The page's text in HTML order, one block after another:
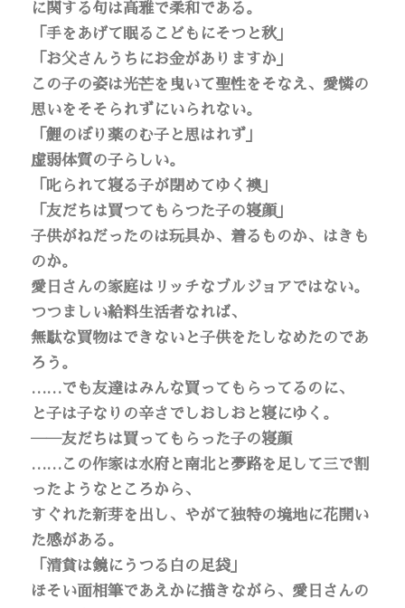
に関する句は高雅で柔和である。
「手をあげて眠るこどもにそつと秋」
「お父さんうちにお金がありますか」
この子の姿は光芒を曳いて聖性をそなえ、愛憐の
思いをそそられずにいられない。
「鯉のぼり薬のむ子と思はれず」
虚弱体質の子らしい。
「叱られて寝る子が閉めてゆく襖」
「友だちは買つてもらつた子の寝顔」
子供がねだったのは玩具か、着るものか、はきも
のか。
愛日さんの家庭はリッチなブルジョアではない。
つつましい給料生活者なれば、
無駄な買物はできないと子供をたしなめたのであ
ろう。
……でも友達はみんな買ってもらってるのに、
と子は子なりの辛さでしおしおと寝にゆく。
――友だちは買ってもらった子の寝顔
……この作家は水府と南北と夢路を足して三で割
ったようなところから、
すぐれた新芽を出し、やがて独特の境地に花開い
た感がある。
「清貧は鏡にうつる白の足袋」
ほそい面相筆であえかに描きながら、愛日さんの